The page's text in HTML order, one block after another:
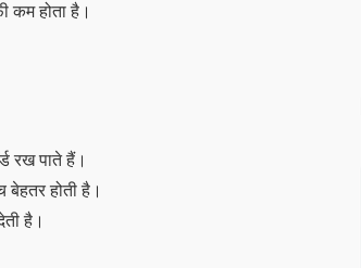
कम होता है।
रख पाते हैं।
होती है।
है।